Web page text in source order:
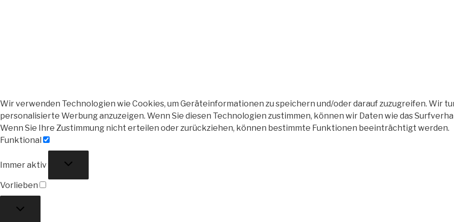
Wir verwenden Technologien wie Cookies, um Geräteinformationen zu speichern und/oder darauf zuzugreifen. Wir
personalisierte Werbung anzuzeigen. Wenn Sie diesen Technologien zustimmen, können wir Daten wie das
Wenn Sie Ihre Zustimmung nicht erteilen oder zurückziehen, können bestimmte Funktionen beeinträchtigt werden.
Funktional
Immer aktiv
Vorlieben